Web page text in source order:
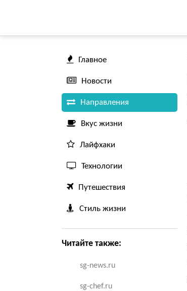
Главное
Новости
Направления
Вкус жизни
Лайфхаки
Технологии
Путешествия
Стиль жизни
Читайте также:
sg-news.ru
sg-chef.ru